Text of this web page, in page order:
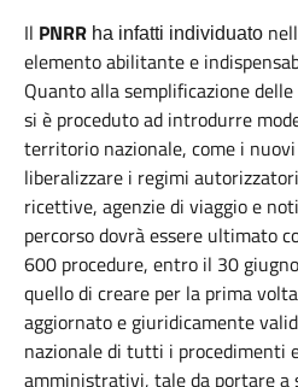
Il PNRR ha infatti individuato
elemento abilitante e
Quanto alla semplificazione
si è proceduto ad introdurre
territorio nazionale, come i
liberalizzare i regimi
ricettive, agenzie di viaggio e
percorso dovrà essere ultimato
600 procedure, entro il 30
quello di creare per la prima
aggiornato e giuridicamente
nazionale di tutti i procedimenti
amministrativi, tale da portare